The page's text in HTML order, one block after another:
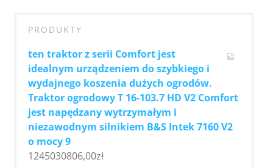
PRODUKTY
ten traktor z serii Comfort jest
idealnym urządzeniem do szybkiego i
wydajnego koszenia dużych ogrodów.
Traktor ogrodowy T 16-103.7 HD V2 Comfort
jest napędzany wytrzymałym i
niezawodnym silnikiem B&S Intek 7160 V2
o mocy 9
1245030806,00zł